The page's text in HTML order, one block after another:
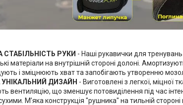
РУКИ - Наші рукавички для
матеріали на внутрішній стороні долоні.
і зміцнюють хват та запобігають утворенню
УНІКАЛЬНИЙ ДИЗАЙН - Виготовлені з легкої, міцної
вентиляцію, що зменшує потовиділення під час
М’яка конструкція "рушника" на тильній